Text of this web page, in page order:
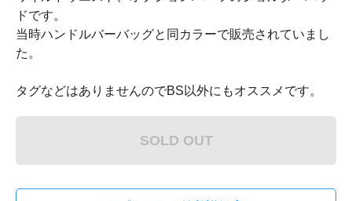
ドです。
当時ハンドルバーバッグと同カラーで販売されていまし
た。
タグなどはありませんのでBS以外にもオススメです。
SOLD OUT